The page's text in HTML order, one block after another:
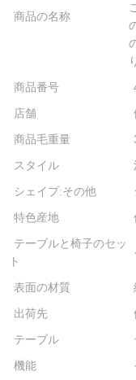
商品の名称
商品番号
店舗
商品毛重量
スタイル
シェイプ:その他
特色産地
テーブルと椅子のセッ
ト
表面の材質
出荷先
テーブル
機能